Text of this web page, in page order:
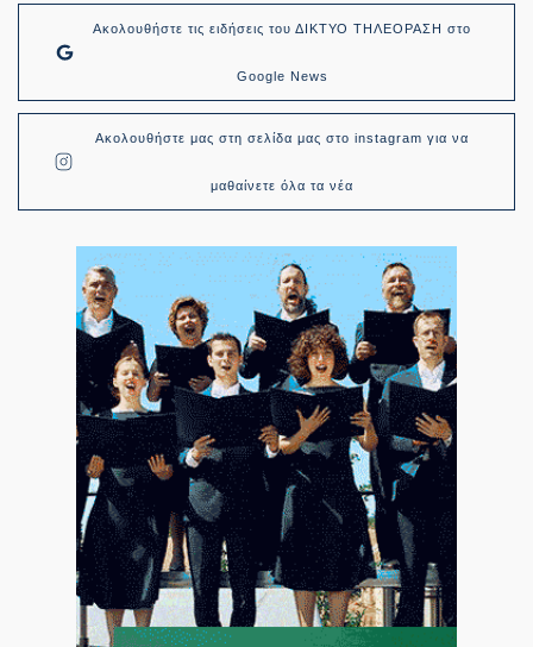
Ακολουθήστε τις ειδήσεις του ΔΙΚΤΥΟ ΤΗΛΕΟΡΑΣΗ στο
Google News
Ακολουθήστε μας στη σελίδα μας στο instagram για να
μαθαίνετε όλα τα νέα